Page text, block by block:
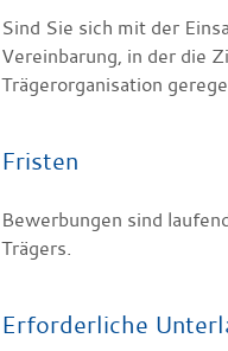
Sind Sie sich mit der
Vereinbarung, in der die
Trägerorganisation
Fristen
Bewerbungen sind
Trägers.
Erforderliche